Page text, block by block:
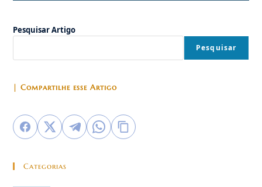
Da
Pesquisar Artigo
Pesquisar
| Compartilhe esse Artigo
Categorias